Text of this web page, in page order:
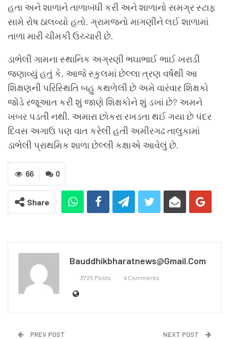
હતા અને શાળાને તાળાબંધી કરી અને શાળાનો સમગ્ર સ્ટાફ
સામે રોષ ઠાલવ્યો હતો. ગ્રામજનો માગણીને લઈ શાળામાં
તાળા મારી ચીમકી ઉચ્ચારી છે.
ડાભેલી ગામના સ્થાનિક અગ્રણી ભઘાભાઈ ભાઈ ખરાડી
જણાવ્યું હતું કે, આજે સ્કુલમાં છેલ્લા ત્રણ વર્ષથી આ
શિક્ષણની પરિસ્થિતિ બહુ કથળેલી છે અમે વારંવાર શિક્ષકો
જોડે રજૂઆત કરી શું જાણે શિક્ષકોને શું ડખાં છે? અમને
ખબર પડતી નથી. અમારા છોકરા રખડતા થઈ ગયા છે પંદર
દિવસ અગાઉ પણ વાત કરેલી હતી અમીરગઢ તાલુકામાં
ડાભેલી પ્રાથમિક શાળા છેલ્લી કક્ષાએ આવેલું છે.
0
66
Share
Bauddhikbharatnews@gmail.com
3725 Posts 4 Comments
PREV POST NEXT POST